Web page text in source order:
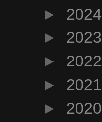
► 2024
► 2023
► 2022
► 2021
► 2020